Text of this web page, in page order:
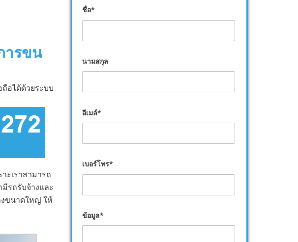
ารขน
อได้ด้วยระบบ
ะเราสามารถ
รถรับจ้างและ
ขนาดใหญ่ ให้
ชื่อ*
นามสกุล
อีเมล์*
เบอร์โทร*
ข้อมูล*